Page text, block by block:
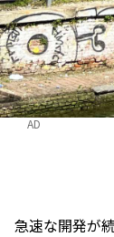
AD
急速な開発が